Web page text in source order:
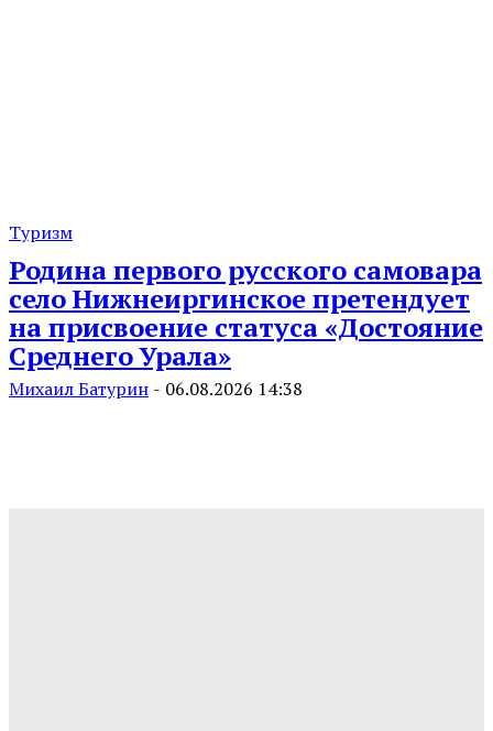
Туризм
Родина первого русского самовара
село Нижнеиргинское претендует
на присвоение статуса «Достояние
Среднего Урала»
Михаил Батурин - 06.08.2026 14:38